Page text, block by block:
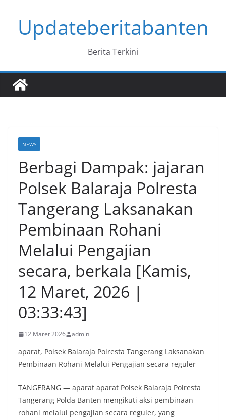
contentUpdateberitabanten
Berita Terkini
NEWS
Berbagi Dampak: jajaran
Polsek Balaraja Polresta
Tangerang Laksanakan
Pembinaan Rohani
Melalui Pengajian
secara, berkala [Kamis,
12 Maret, 2026 |
03:33:43]
12 Maret 2026 admin
aparat, Polsek Balaraja Polresta Tangerang Laksanakan
Pembinaan Rohani Melalui Pengajian secara reguler
TANGERANG — aparat aparat Polsek Balaraja Polresta
Tangerang Polda Banten mengikuti aksi pembinaan
rohani melalui pengajian secara reguler, yang